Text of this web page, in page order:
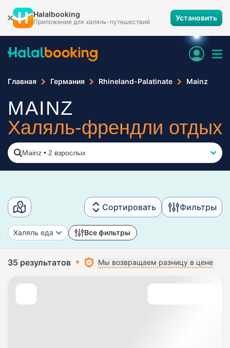
Halalbooking
Приложение для халяль-путешествий Установить
Главная Германия Rhineland-Palatinate Mainz
MAINZ
Халяль-френдли отдых
Mainz • 2 взрослых
Сортировать Фильтры
Халяль еда Все фильтры
35 результатов Мы возвращаем разницу в цене